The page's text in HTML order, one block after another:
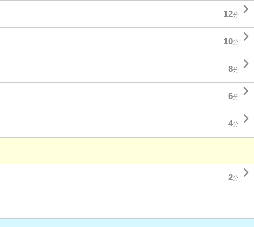
12分 
10分 
8分 
6分 
4分 
2分 